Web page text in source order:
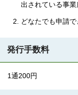
出されている事業
どなたでも申請で
発行手数料
1通200円